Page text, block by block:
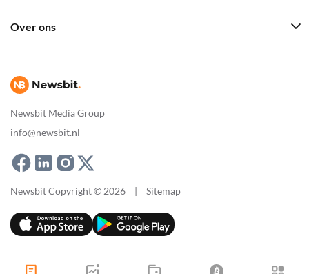
Newsbit Media Group
info@newsbit.nl
Over ons
Newsbit Copyright © 2026 | Sitemap